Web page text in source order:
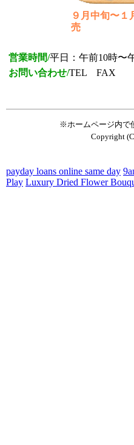
９月中旬〜１
売
営業時間/平日：午前10時〜
お問い合わせ/TEL FAX
※ホームページ内で
Copyright
payday loans online same day
Play Luxury Dried Flower